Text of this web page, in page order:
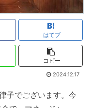
はてブ
コピー
2024.12.17
子でございます。今